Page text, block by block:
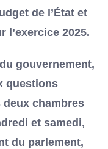
de l’État et
l’exercice 2025.
gouvernement,
questions
deux chambres
et samedi,
du parlement,